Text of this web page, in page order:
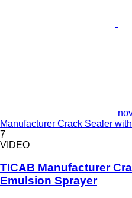
Manufacturer Crack Sealer
7
VIDEO
TICAB Manufacturer
Emulsion Sprayer